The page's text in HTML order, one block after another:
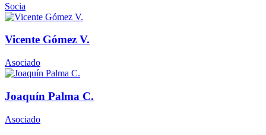
Socia
Vicente Gómez V.
Asociado
Joaquín Palma C.
Asociado